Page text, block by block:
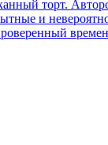
торт.
и